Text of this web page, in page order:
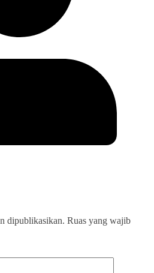
dipublikasikan. Ruas yang wajib